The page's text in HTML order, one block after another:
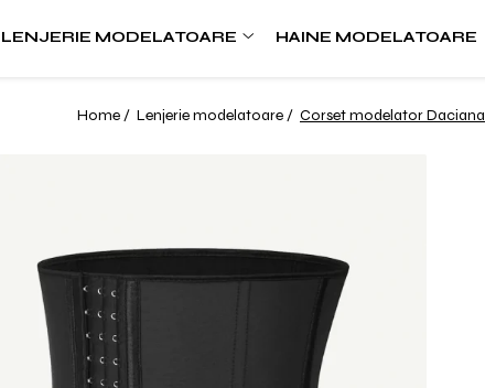
LENJERIE MODELATOARE HAINE MODELATOARE
Home / Lenjerie modelatoare / Corset modelator Daciana